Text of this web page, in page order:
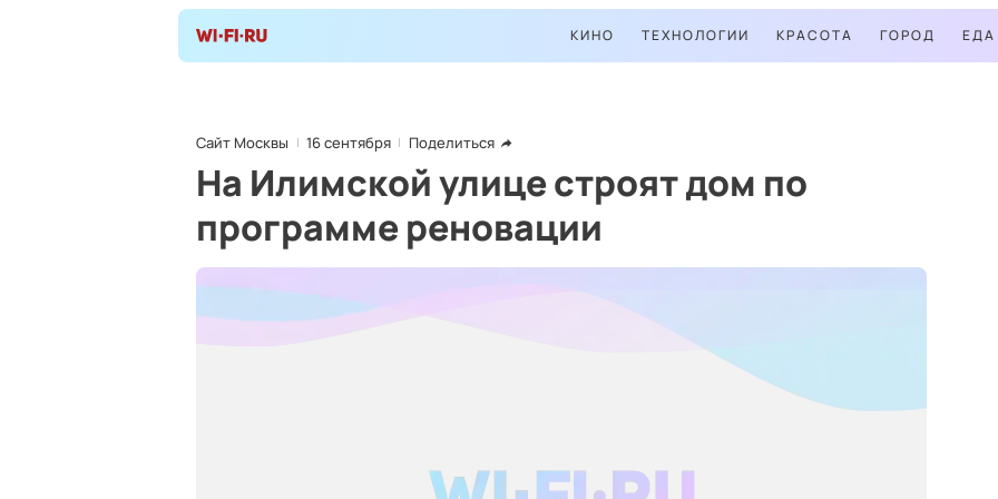
КИНО ТЕХНОЛОГИИ КРАСОТА ГОРОД ЕДА
Сайт Москвы 16 сентября Поделиться
На Илимской улице строят дом по
программе реновации